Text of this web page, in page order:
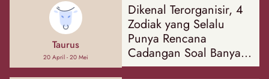
Taurus
20 April - 20 Mei
Dikenal Terorganisir, 4
Zodiak yang Selalu
Punya Rencana
Cadangan Soal Banyak
Hal